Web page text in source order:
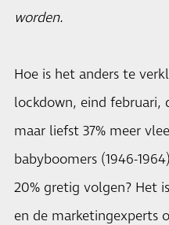
worden.
Hoe is het anders te
lockdown, eind februari,
maar liefst 37% meer
babyboomers (1946-
20% gretig volgen? Het
en de marketingexperts